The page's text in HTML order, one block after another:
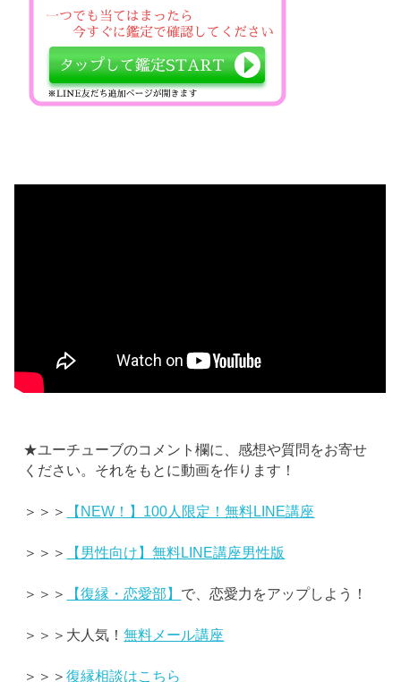
★ユーチューブのコメント欄に、感想や質問をお寄せ
ください。それをもとに動画を作ります！
＞＞＞ 【NEW！】100人限定！無料LINE講座
＞＞＞ 【男性向け】無料LINE講座男性版
＞＞＞ 【復縁・恋愛部】 で、恋愛力をアップしよう！
＞＞＞大人気！無料メール講座
＞＞＞復縁相談はこちら